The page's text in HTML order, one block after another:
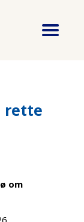
rette
om